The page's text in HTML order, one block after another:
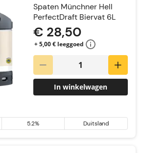
Spaten Münchner Hell
PerfectDraft Biervat 6L
€ 28,50
+ 5,00 € leeggoed
In winkelwagen
5.2% Duitsland